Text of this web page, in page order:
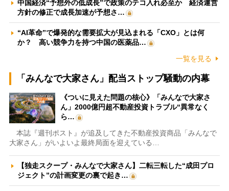
中国経済“予想外の低成長”で政策のテコ入れ必至か 経済運営
方針の修正で成長加速が予想さ…
“AI革命”で爆発的な需要拡大が見込まれる「CXO」とは何
か？ 高い競争力を持つ中国の医薬品…
一覧を見る
「みんなで大家さん」配当ストップ騒動の内幕
《ついに見えた問題の核心》「みんなで大家さ
ん」2000億円超不動産投資トラブル“異常なく
ら…
本誌『週刊ポスト』が追及してきた不動産投資商品「みんなで
大家さん」がいよいよ最終局面を迎えている…
【独走スクープ・みんなで大家さん】二転三転した“成田プロ
ジェクト”の計画変更の裏で起き…